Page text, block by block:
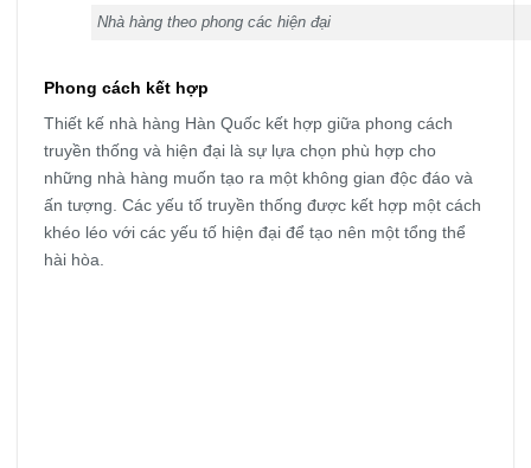
Nhà hàng theo phong các hiện đại
Phong cách kết hợp
Thiết kế nhà hàng Hàn Quốc kết hợp giữa phong cách
truyền thống và hiện đại là sự lựa chọn phù hợp cho
những nhà hàng muốn tạo ra một không gian độc đáo và
ấn tượng. Các yếu tố truyền thống được kết hợp một cách
khéo léo với các yếu tố hiện đại để tạo nên một tổng thể
hài hòa.